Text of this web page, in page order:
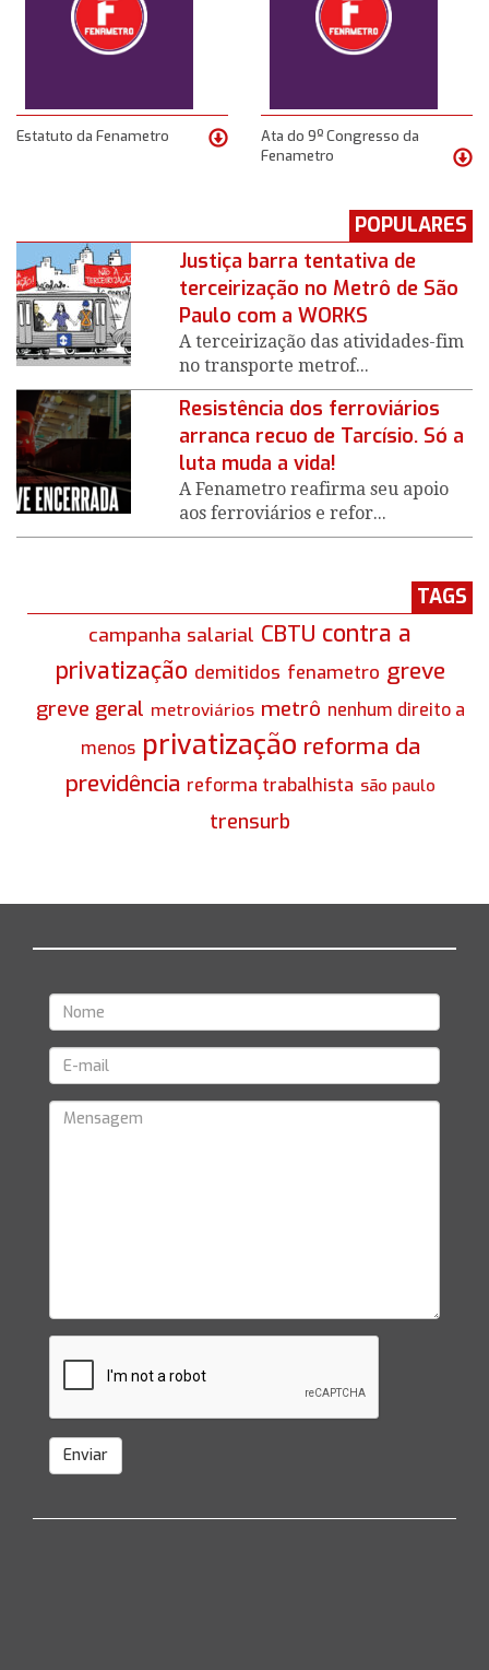
Estatuto da Fenametro
Ata do 9º Congresso da
Fenametro
POPULARES
Justiça barra tentativa de
terceirização no Metrô de São
Paulo com a WORKS
A terceirização das atividades-fim
no transporte metrof...
Resistência dos ferroviários
arranca recuo de Tarcísio. Só a
luta muda a vida!
A Fenametro reafirma seu apoio
aos ferroviários e refor...
TAGS
campanha salarial CBTU contra a
privatização demitidos fenametro greve
greve geral metroviários metrô nenhum direito a
menos privatização reforma da
previdência reforma trabalhista são paulo
trensurb
Enviar